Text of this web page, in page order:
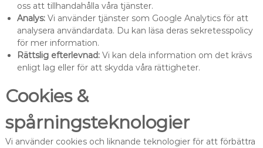
oss att tillhandahålla våra tjänster.
Analys:Vi använder tjänster som Google Analytics för att
analysera användardata. Du kan läsa deras sekretesspolicy
för mer information.
Rättslig efterlevnad:Vi kan dela information om det krävs
enligt lag eller för att skydda våra rättigheter.
Cookies &
spårningsteknologier
Vi använder cookies och liknande teknologier för att förbättra